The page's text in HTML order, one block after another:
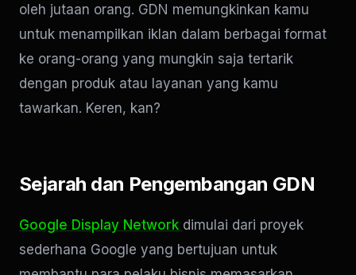
oleh jutaan orang. GDN memungkinkan kamu
untuk menampilkan iklan dalam berbagai format
ke orang-orang yang mungkin saja tertarik
dengan produk atau layanan yang kamu
tawarkan. Keren, kan?
Sejarah dan Pengembangan GDN
Google Display Network dimulai dari proyek
sederhana Google yang bertujuan untuk